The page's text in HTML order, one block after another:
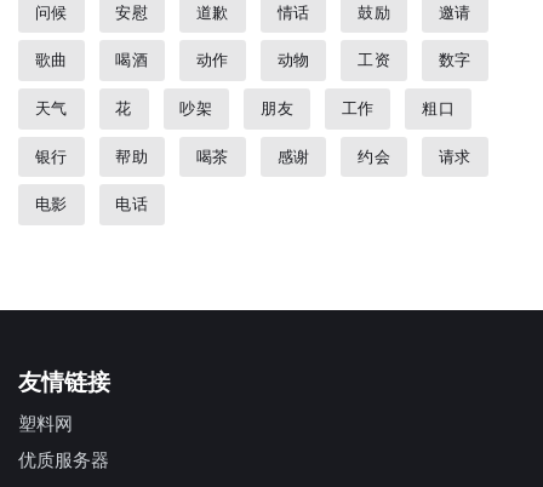
问候 安慰 道歉 情话 鼓励 邀请
歌曲 喝酒 动作 动物 工资 数字
天气 花 吵架 朋友 工作 粗口
银行 帮助 喝茶 感谢 约会 请求
电影 电话
友情链接
塑料网
优质服务器